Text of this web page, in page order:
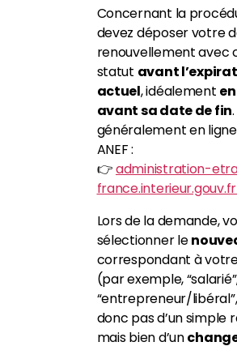
Concernant la
devez déposer votre
renouvellement avec
statut avant
actuel, idéalement
avant sa date de fin.
généralement en
ANEF :
👉administration-
france.interieur.gouv.fr
Lors de la demande,
sélectionner le
correspondant à
(par exemple,
“entrepreneur/
donc pas d’un simple
mais bien d’un